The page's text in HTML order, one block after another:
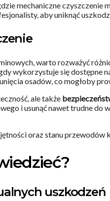
mechaniczne czyszczenie
aby uniknąć
warto rozważyć
wykorzystuje się
osadów, co mogłoby
ale także
i usunąć nawet trudne
oraz stanu przewodów
uszkodzeń